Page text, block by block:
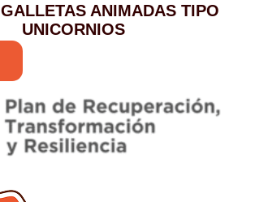
ANIMADAS TIPO
UNICORNIOS